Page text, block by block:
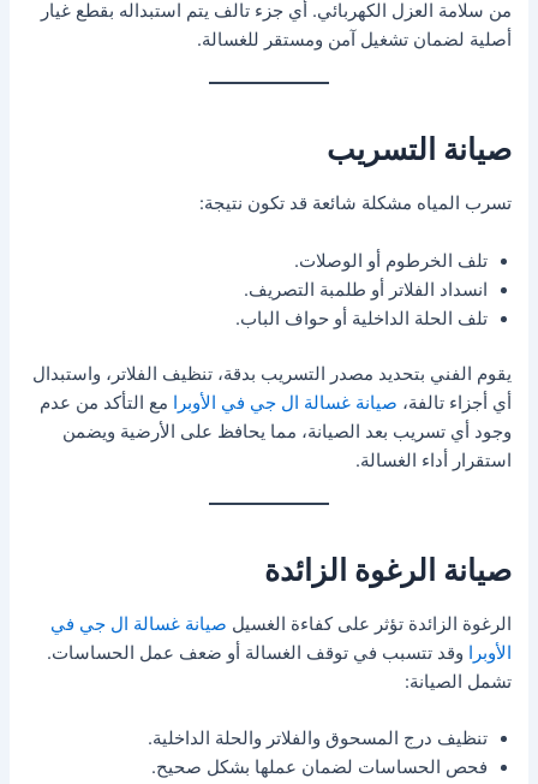
من سلامة العزل الكهربائي. أي جزء تالف يتم استبداله بقطع غيار
أصلية لضمان تشغيل آمن ومستقر للغسالة.
صيانة التسريب
تسرب المياه مشكلة شائعة قد تكون نتيجة:
تلف الخرطوم أو الوصلات.
انسداد الفلاتر أو طلمبة التصريف.
تلف الحلة الداخلية أو حواف الباب.
يقوم الفني بتحديد مصدر التسريب بدقة، تنظيف الفلاتر، واستبدال
أي أجزاء تالفة، صيانة غسالة ال جي في الأوبرا مع التأكد من عدم
وجود أي تسريب بعد الصيانة، مما يحافظ على الأرضية ويضمن
استقرار أداء الغسالة.
صيانة الرغوة الزائدة
الرغوة الزائدة تؤثر على كفاءة الغسيل صيانة غسالة ال جي في
الأوبرا وقد تتسبب في توقف الغسالة أو ضعف عمل الحساسات.
تشمل الصيانة:
تنظيف درج المسحوق والفلاتر والحلة الداخلية.
فحص الحساسات لضمان عملها بشكل صحيح.